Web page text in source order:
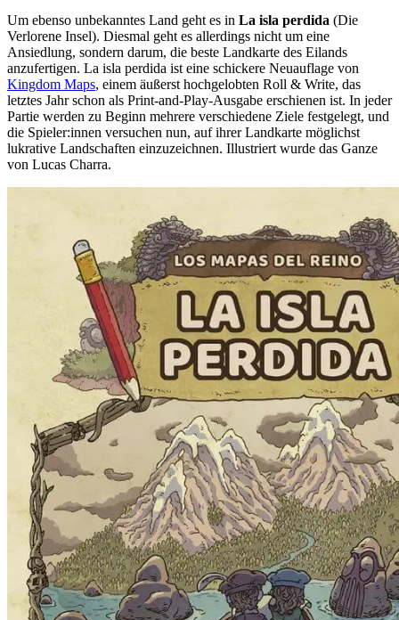
Um ebenso unbekanntes Land geht es in La isla perdida (Die
Verlorene Insel). Diesmal geht es allerdings nicht um eine
Ansiedlung, sondern darum, die beste Landkarte des Eilands
anzufertigen. La isla perdida ist eine schickere Neuauflage von
Kingdom Maps, einem äußerst hochgelobten Roll & Write, das
letztes Jahr schon als Print-and-Play-Ausgabe erschienen ist. In jeder
Partie werden zu Beginn mehrere verschiedene Ziele festgelegt, und
die Spieler:innen versuchen nun, auf ihrer Landkarte möglichst
lukrative Landschaften einzuzeichnen. Illustriert wurde das Ganze
von Lucas Charra.